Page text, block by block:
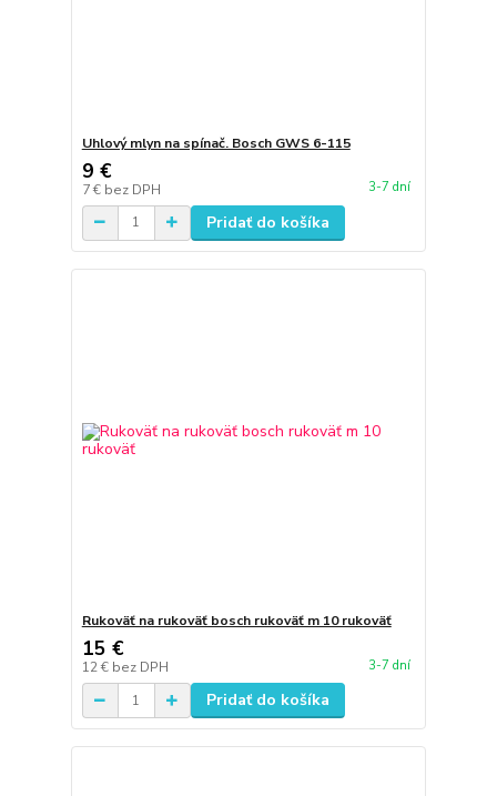
Uhlový mlyn na spínač. Bosch GWS 6-115
9 €
7 € bez DPH 3-7 dní
Pridať do košíka
Rukoväť na rukoväť bosch rukoväť m 10 rukoväť
15 €
12 € bez DPH 3-7 dní
Pridať do košíka